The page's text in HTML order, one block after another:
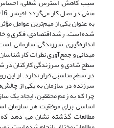
سبب کاهش استرس شغلی،
به عنوان یکی از مهم‌ترین عوامل
شده است. رشد اقتصادی، فکری و
میدانی و جمع‌آوری نظرات
سطح شادی و سرزندگی کارکنان در
در سطح مناسبی قرار ندارد. از این
سرزنده در سازمان به یکی از
چرا که به زعم محققین، ایجاد یک
مطالعات گذشته نشان می دهد